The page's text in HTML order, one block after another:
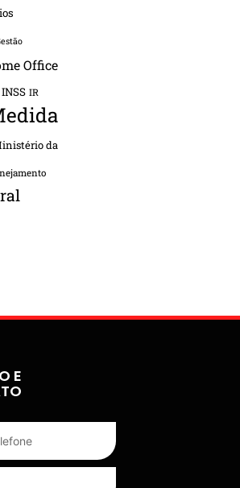
Office
INSS IR
da
E